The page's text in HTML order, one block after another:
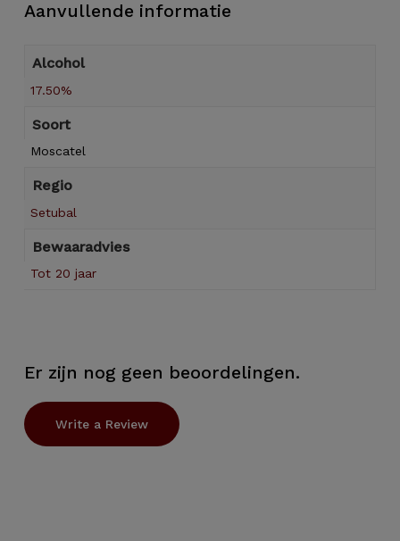
Aanvullende informatie
Alcohol
17.50%
Soort
Moscatel
Regio
Setubal
Bewaaradvies
Tot 20 jaar
Er zijn nog geen beoordelingen.
Write a Review